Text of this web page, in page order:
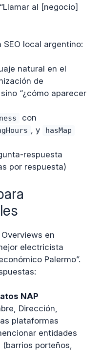
al [negocio]
local argentino:
natural en el
de
“¿cómo aparecer
con
, y hasMap
respuesta
por respuesta)
en
electricista
Palermo”.
NAP
Dirección,
plataformas
entidades
porteños,